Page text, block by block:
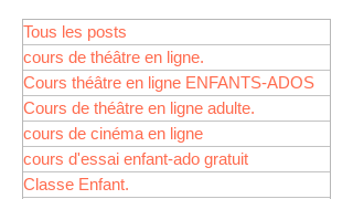
Tous les posts
cours de théâtre en ligne.
Cours théâtre en ligne ENFANTS-ADOS
Cours de théâtre en ligne adulte.
cours de cinéma en ligne
cours d'essai enfant-ado gratuit
Classe Enfant.